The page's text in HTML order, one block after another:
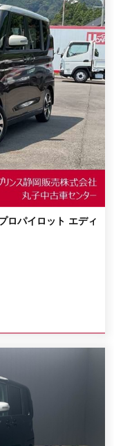
ロパイロット エディ